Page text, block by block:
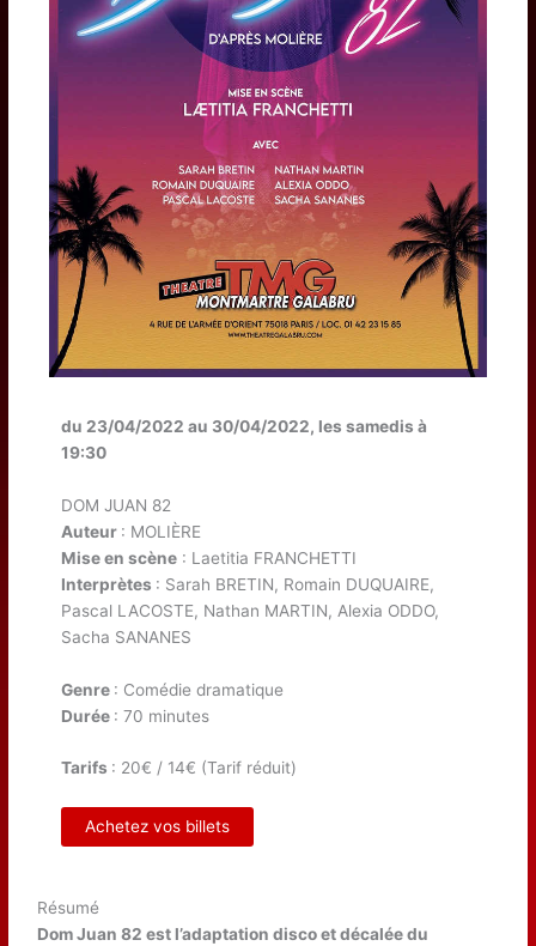
du 23/04/2022 au 30/04/2022, les samedis à
19:30
DOM JUAN 82
Auteur : MOLIÈRE
Mise en scène : Laetitia FRANCHETTI
Interprètes : Sarah BRETIN, Romain DUQUAIRE,
Pascal LACOSTE, Nathan MARTIN, Alexia ODDO,
Sacha SANANES
Genre : Comédie dramatique
Durée : 70 minutes
Tarifs : 20€ / 14€ (Tarif réduit)
Achetez vos billets
Résumé
Dom Juan 82 est l’adaptation disco et décalée du